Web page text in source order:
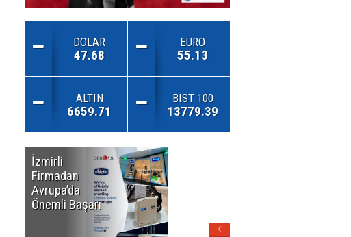
DOLAR
47.68
EURO
55.13
ALTIN
6659.71
BIST 100
13779.39
İzmirli
Firmadan
Avrupa’da
Önemli Başarı